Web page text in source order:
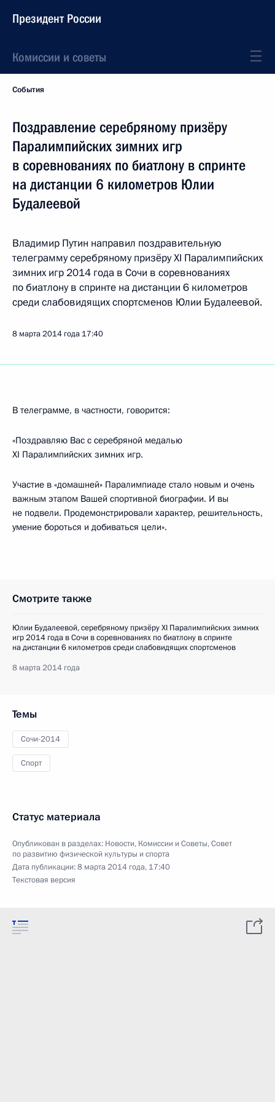
Президент России
Комиссии и советы
События
Поздравление серебряному призёру
Паралимпийских зимних игр
в соревнованиях по биатлону в спринте
на дистанции 6 километров Юлии
Будалеевой
Владимир Путин направил поздравительную
телеграмму серебряному призёру XI Паралимпийских
зимних игр 2014 года в Сочи в соревнованиях
по биатлону в спринте на дистанции 6 километров
среди слабовидящих спортсменов Юлии Будалеевой.
8 марта 2014 года 17:40
В телеграмме, в частности, говорится:
«Поздравляю Вас с серебряной медалью
XI Паралимпийских зимних игр.
Участие в «домашней» Паралимпиаде стало новым и очень
важным этапом Вашей спортивной биографии. И вы
не подвели. Продемонстрировали характер, решительность,
умение бороться и добиваться цели».
Смотрите также
Юлии Будалеевой, серебряному призёру XI Паралимпийских зимних
игр 2014 года в Сочи в соревнованиях по биатлону в спринте
на дистанции 6 километров среди слабовидящих спортсменов
8 марта 2014 года
Темы
Сочи-2014
Спорт
Статус материала
Опубликован в разделах: Новости, Комиссии и Советы,Совет
по развитию физической культуры и спорта
Дата публикации:8 марта 2014 года, 17:40
Текстовая версия